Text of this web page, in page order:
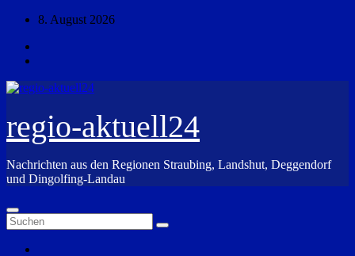
Zum
springen
8. August 2026
regio-aktuell24
Nachrichten aus den Regionen Straubing, Landshut, Deggendorf
und Dingolfing-Landau